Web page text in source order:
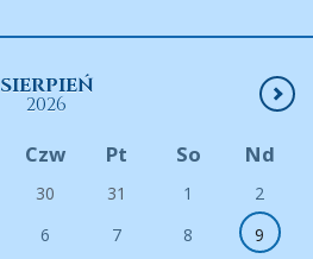
SIERPIEŃ
2026
Czw Pt So Nd
30 31 1
2
6 7 8
9